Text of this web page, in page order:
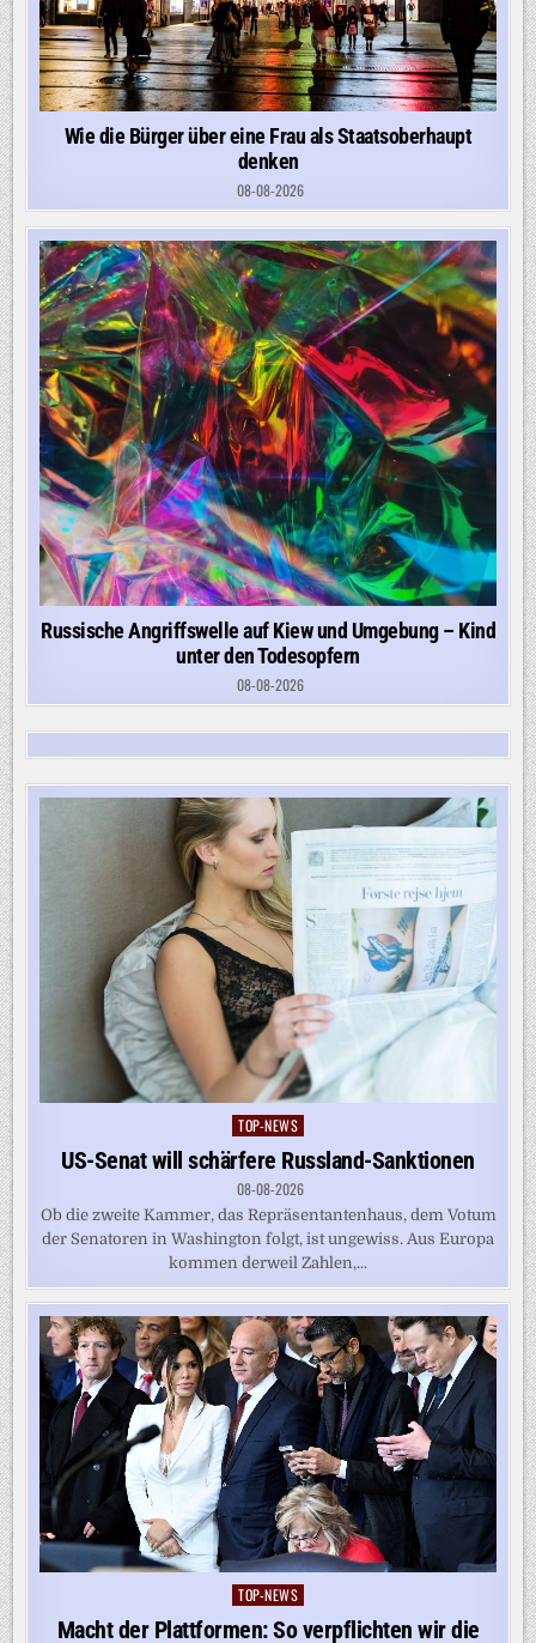
Wie die Bürger über eine Frau als Staatsoberhaupt
denken
08-08-2026
Russische Angriffswelle auf Kiew und Umgebung – Kind
unter den Todesopfern
08-08-2026
Posted
in
TOP-NEWS
US-Senat will schärfere Russland-Sanktionen
08-08-2026
Ob die zweite Kammer, das Repräsentantenhaus, dem Votum
der Senatoren in Washington folgt, ist ungewiss. Aus Europa
kommen derweil Zahlen,...
Posted
TOP-NEWS
Macht der Plattformen: So verpflichten wir die